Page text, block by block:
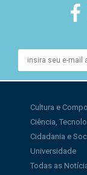
Cultura e
Ciência,
Cidadania e
Universidade
Todas as